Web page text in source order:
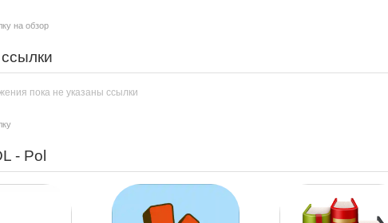
на обзор
пока не указаны ссылки
- Pol